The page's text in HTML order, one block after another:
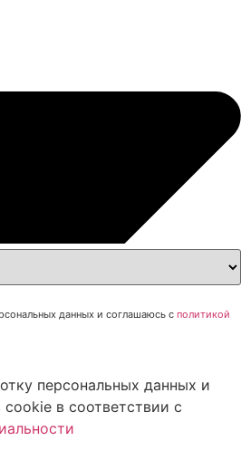
данных и соглашаюсь с политикой
персональных данных и
в соответствии с